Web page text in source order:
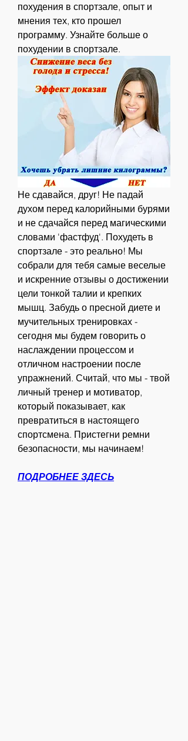
похудения в спортзале, опыт и
мнения тех, кто прошел
программу. Узнайте больше о
похудении в спортзале.
Не сдавайся, друг! Не падай
духом перед калорийными бурями
и не сдачайся перед магическими
словами 'фастфуд'. Похудеть в
спортзале - это реально! Мы
собрали для тебя самые веселые
и искренние отзывы о достижении
цели тонкой талии и крепких
мышц. Забудь о пресной диете и
мучительных тренировках -
сегодня мы будем говорить о
наслаждении процессом и
отличном настроении после
упражнений. Считай, что мы - твой
личный тренер и мотиватор,
который показывает, как
превратиться в настоящего
спортсмена. Пристегни ремни
безопасности, мы начинаем!
ПОДРОБНЕЕ ЗДЕСЬ